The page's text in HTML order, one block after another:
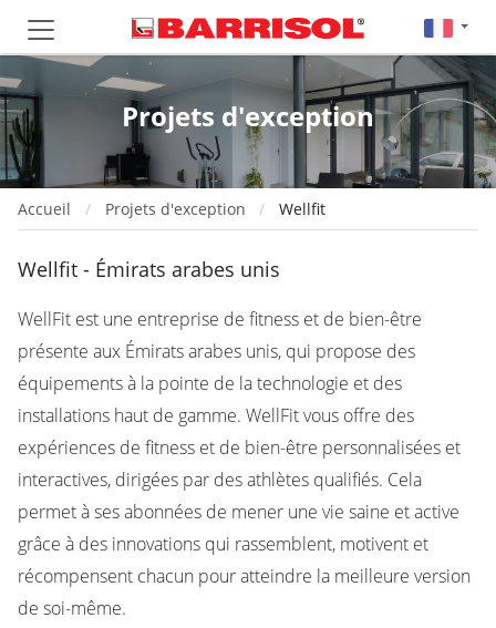
Projets d'exception
Accueil Projets d'exception Wellfit
Wellfit - Émirats arabes unis
WellFit est une entreprise de fitness et de bien-être
présente aux Émirats arabes unis, qui propose des
équipements à la pointe de la technologie et des
installations haut de gamme. WellFit vous offre des
expériences de fitness et de bien-être personnalisées et
interactives, dirigées par des athlètes qualifiés. Cela
permet à ses abonnées de mener une vie saine et active
grâce à des innovations qui rassemblent, motivent et
récompensent chacun pour atteindre la meilleure version
de soi-même.